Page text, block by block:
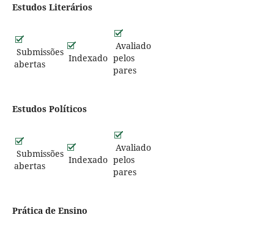
Estudos Literários
Submissões
abertas
Indexado
Avaliado
pelos
pares
Estudos Políticos
Submissões
abertas
Indexado
Avaliado
pelos
pares
Prática de Ensino